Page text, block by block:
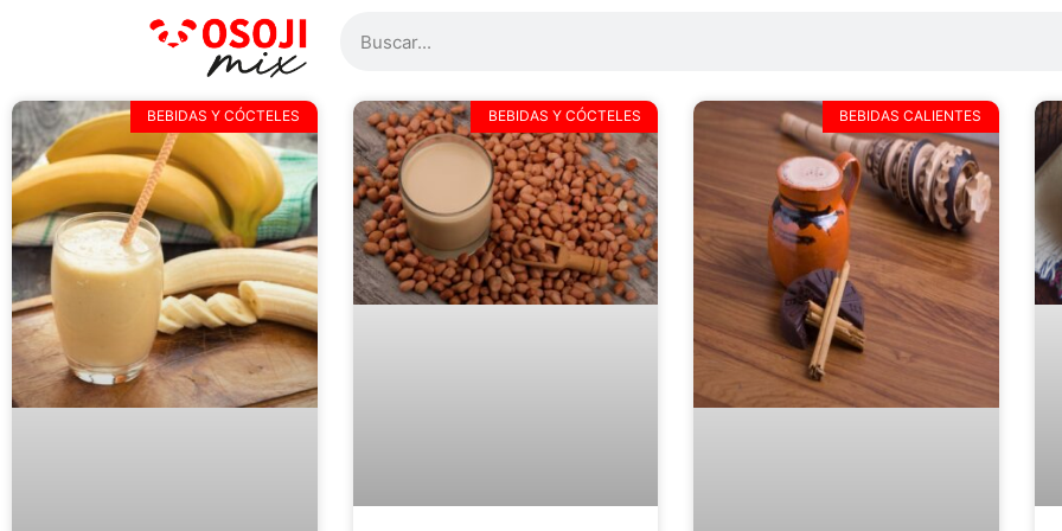
BEBIDAS Y CÓCTELES BEBIDAS Y CÓCTELES BEBIDAS CALIENTES